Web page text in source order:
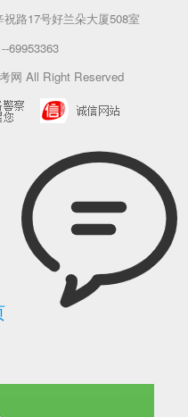
路17号好兰朵大厦508室
69953363
网 All Right Reserved